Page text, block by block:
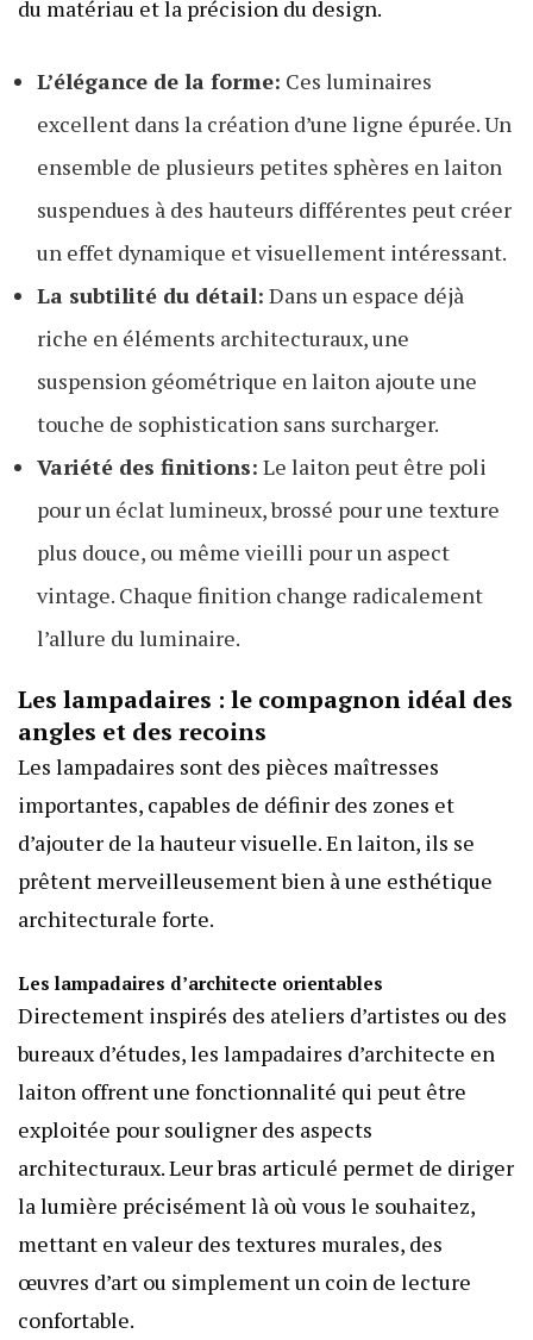
du matériau et la précision du design.
L’élégance de la forme: Ces luminaires
excellent dans la création d’une ligne épurée. Un
ensemble de plusieurs petites sphères en laiton
suspendues à des hauteurs différentes peut créer
un effet dynamique et visuellement intéressant.
La subtilité du détail: Dans un espace déjà
riche en éléments architecturaux, une
suspension géométrique en laiton ajoute une
touche de sophistication sans surcharger.
Variété des finitions: Le laiton peut être poli
pour un éclat lumineux, brossé pour une texture
plus douce, ou même vieilli pour un aspect
vintage. Chaque finition change radicalement
l’allure du luminaire.
Les lampadaires : le compagnon idéal des
angles et des recoins
Les lampadaires sont des pièces maîtresses
importantes, capables de définir des zones et
d’ajouter de la hauteur visuelle. En laiton, ils se
prêtent merveilleusement bien à une esthétique
architecturale forte.
Les lampadaires d’architecte orientables
Directement inspirés des ateliers d’artistes ou des
bureaux d’études, les lampadaires d’architecte en
laiton offrent une fonctionnalité qui peut être
exploitée pour souligner des aspects
architecturaux. Leur bras articulé permet de diriger
la lumière précisément là où vous le souhaitez,
mettant en valeur des textures murales, des
œuvres d’art ou simplement un coin de lecture
confortable.